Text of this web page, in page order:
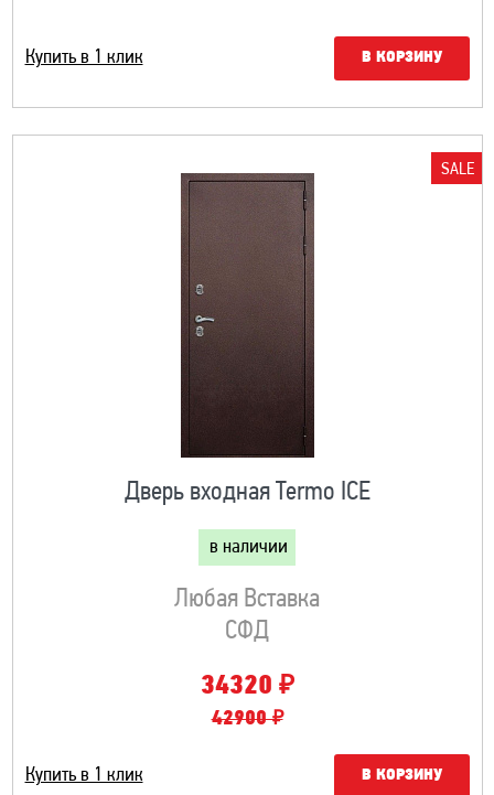
Купить в 1 клик В КОРЗИНУ
SALE
Дверь входная Termo ICE
в наличии
Любая Вставка
СФД
34320 ₽
42900 ₽
Купить в 1 клик В КОРЗИНУ